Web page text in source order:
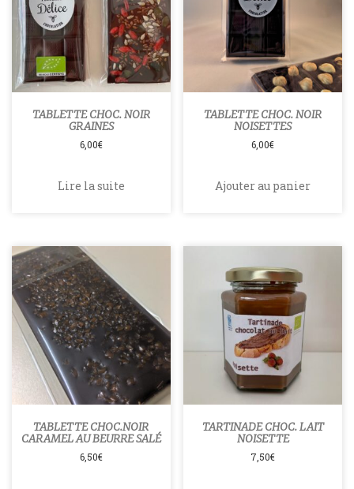
TABLETTE CHOC. NOIR
GRAINES
6,00€
Lire la suite
TABLETTE CHOC. NOIR
NOISETTES
6,00€
Ajouter au panier
TABLETTE CHOC.NOIR
CARAMEL AU BEURRE SALÉ
6,50€
TARTINADE CHOC. LAIT
NOISETTE
7,50€